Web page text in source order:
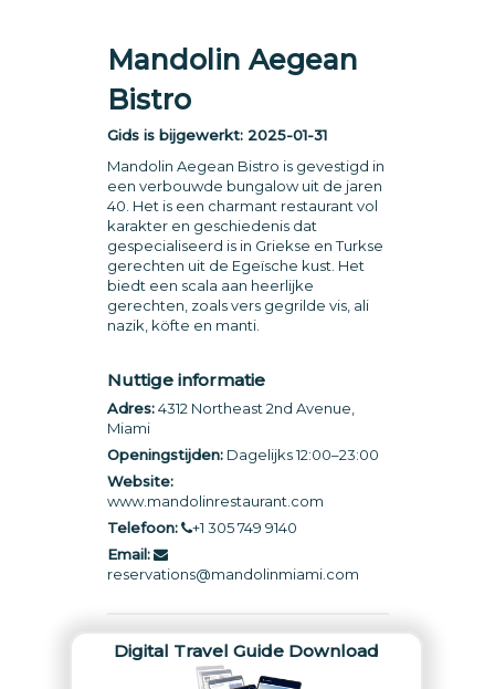
Mandolin Aegean
Bistro
Gids is bijgewerkt: 2025-01-31
Mandolin Aegean Bistro is gevestigd in
een verbouwde bungalow uit de jaren
40. Het is een charmant restaurant vol
karakter en geschiedenis dat
gespecialiseerd is in Griekse en Turkse
gerechten uit de Egeïsche kust. Het
biedt een scala aan heerlijke
gerechten, zoals vers gegrilde vis, ali
nazik, köfte en manti.
Nuttige informatie
Adres:4312 Northeast 2nd Avenue,
Miami
Openingstijden:Dagelijks 12:00–23:00
Website:
www.mandolinrestaurant.com
Telefoon:
+1 305 749 9140
Email:
reservations@mandolinmiami.com
Digital Travel Guide Download